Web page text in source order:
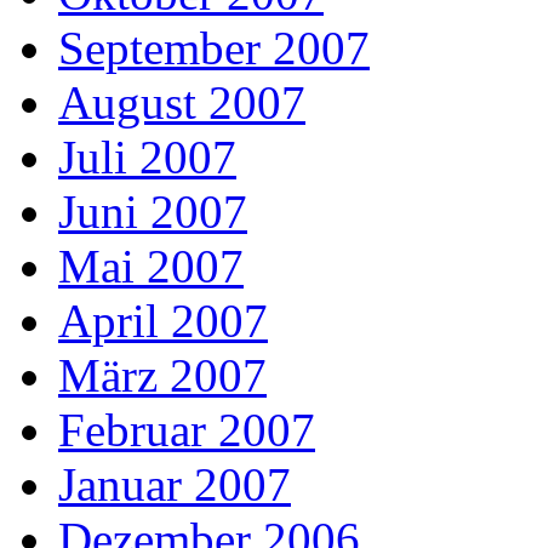
September 2007
August 2007
Juli 2007
Juni 2007
Mai 2007
April 2007
März 2007
Februar 2007
Januar 2007